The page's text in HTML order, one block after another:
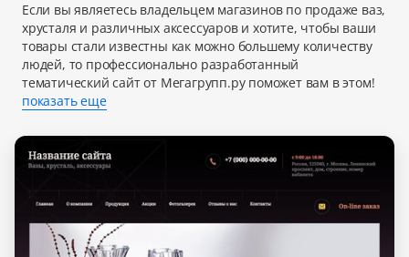
Если вы являетесь владельцем магазинов по продаже ваз,
хрусталя и различных аксессуаров и хотите, чтобы ваши
товары стали известны как можно большему количеству
людей, то профессионально разработанный
тематический сайт от Мегагрупп.ру поможет вам в этом!
показать еще